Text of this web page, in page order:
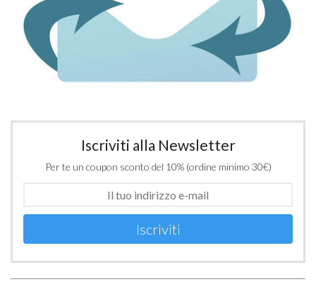
Iscriviti alla Newsletter
Per te un coupon sconto del 10% (ordine minimo 30€)
Iscriviti